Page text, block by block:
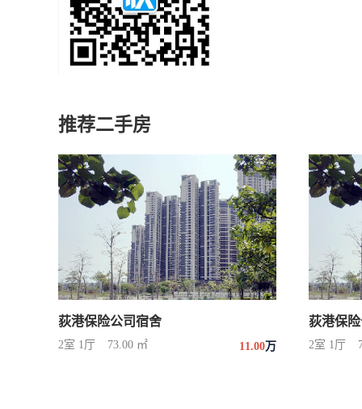
推荐二手房
荻港保险公司宿舍
2室 1厅 73.00 ㎡ 11.00万
荻港保
2室 1厅